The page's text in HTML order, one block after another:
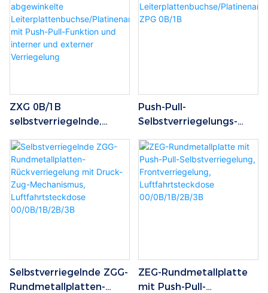
ZXG 0B/1B
selbstverriegelnde,
Leiterplattenbuchse/Pla
tinenanschluss mit
Push-Pull-Funktion und
interner und externer
Verriegelung
Push-Pull-
Selbstverriegelungs-
Leiterplattenbuchse/Pla
tinenanschluss ZPG
0B/1B
Selbstverriegelnde ZGG-
Rundmetallplatten-
ZEG-Rundmetallplatte
mit Push-Pull-